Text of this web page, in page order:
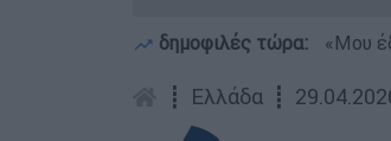
δημοφιλές τώρα: «Μου
┋ Ελλάδα ┋